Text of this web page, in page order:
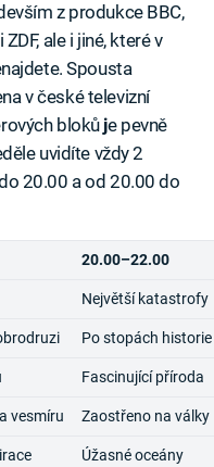
z produkce BBC,
ale i jiné, které v
Spousta
v české televizní
bloků je pevně
uvidíte vždy 2
20.00 a od 20.00 do
20.00–22.00
Největší katastrofy
Po stopách historie
Fascinující příroda
vesmíru Zaostřeno na války
Úžasné oceány